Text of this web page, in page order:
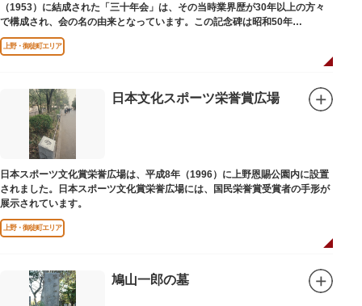
（1953）に結成された「三十年会」は、その当時業界歴が30年以上の方々
で構成され、会の名の由来となっています。この記念碑は昭和50年
（1975）に同会が建立しました。
上野・御徒町エリア
日本文化スポーツ栄誉賞広場
日本スポーツ文化賞栄誉広場は、平成8年（1996）に上野恩賜公園内に設置
されました。日本スポーツ文化賞栄誉広場には、国民栄誉賞受賞者の手形が
展示されています。
上野・御徒町エリア
鳩山一郎の墓